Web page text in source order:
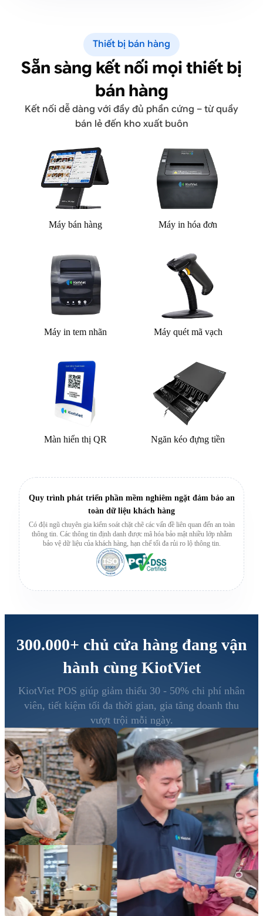
Thiết bị bán hàng
Sẵn sàng kết nối mọi thiết bị
bán hàng
Kết nối dễ dàng với đầy đủ phần cứng – từ quầy
bán lẻ đến kho xuất buôn
Máy bán hàng Máy in hóa đơn
Máy in tem nhãn Máy quét mã vạch
Màn hiển thị QR Ngăn kéo đựng tiền
Quy trình phát triển phần mềm nghiêm ngặt đảm bảo an
toàn dữ liệu khách hàng
Có đội ngũ chuyên gia kiểm soát chặt chẽ các vấn đề liên quan đến an toàn
thông tin. Các thông tin định danh được mã hóa bảo mật nhiều lớp nhằm
bảo vệ dữ liệu của khách hàng, hạn chế tối đa rủi ro lộ thông tin.
300.000+ chủ cửa hàng đang vận
hành cùng KiotViet
KiotViet POS giúp giảm thiểu 30 - 50% chi phí nhân
viên, tiết kiệm tối đa thời gian, gia tăng doanh thu
vượt trội mỗi ngày.